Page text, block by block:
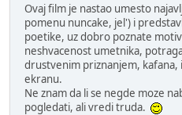
Ovaj film je nastao umesto
pomenu nuncake, jel') i
poetike, uz dobro poznate
neshvacenost umetnika,
drustvenim priznanjem,
ekranu.
Ne znam da li se negde moze
pogledati, ali vredi truda.